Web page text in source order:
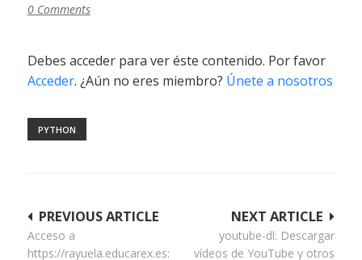
0 Comments
Debes acceder para ver éste contenido. Por favor
Acceder. ¿Aún no eres miembro? Únete a nosotros
PYTHON
Navegación
de
NEXT ARTICLE
youtube-dl: Descargar
vídeos de YouTube y otros
PREVIOUS ARTICLE
Acceso a
https://rayuela.educarex.es: